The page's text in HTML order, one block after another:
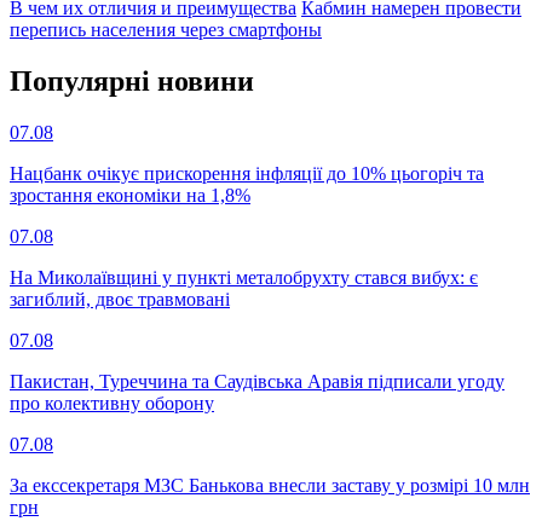
В чем их отличия и преимущества Кабмин намерен провести
перепись населения через смартфоны
Популярнi новини
07.08
Нацбанк очікує прискорення інфляції до 10% цьогоріч та
зростання економіки на 1,8%
07.08
На Миколаївщині у пункті металобрухту стався вибух: є
загиблий, двоє травмовані
07.08
Пакистан, Туреччина та Саудівська Аравія підписали угоду
про колективну оборону
07.08
За екссекретаря МЗС Банькова внесли заставу у розмірі 10 млн
грн